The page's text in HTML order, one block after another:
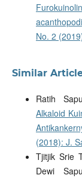
No. 2
Similar
Ratih
Alkaloid
(2018): J.
Tjitjik Srie
Dewi